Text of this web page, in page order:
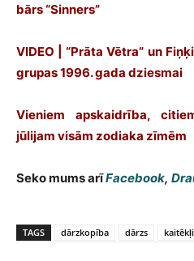
bārs “Sinners”
VIDEO | “Prāta Vētra” un
grupas 1996. gada dziesmai
Vieniem apskaidrība,
jūlijam visām zodiaka zīmēm
Seko mums arīFacebook,
TAGS dārzkopība dārzs kaitēkļi